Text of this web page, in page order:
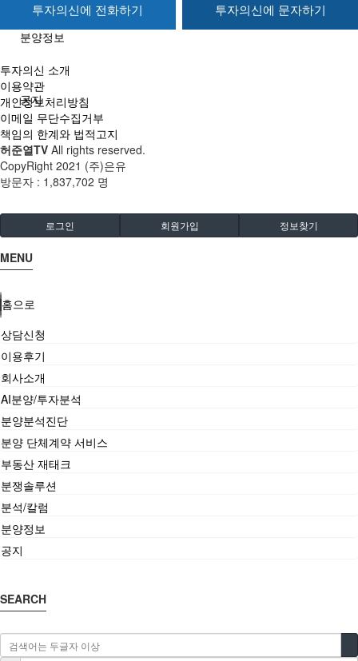
분양정보
공지
투자의신에 전화하기 투자의신에 문자하기
투자의신 소개
이용약관
개인정보처리방침
이메일 무단수집거부
책임의 한계와 법적고지
허준열TV All rights reserved.
CopyRight 2021 (주)은유
방문자 : 1,837,702 명
로그인 회원가입 정보찾기
MENU
홈으로
상담신청
이용후기
회사소개
AI분양/투자분석
분양분석진단
분양 단체계약 서비스
부동산 재태크
분쟁솔루션
분석/칼럼
분양정보
공지
SEARCH